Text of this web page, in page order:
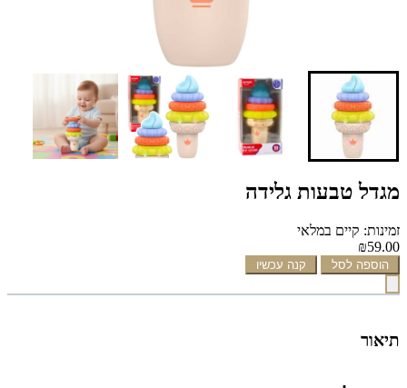
מגדל טבעות גלידה
זמינות: קיים במלאי
₪59.00
הוספה לסל קנה עכשיו
תיאור